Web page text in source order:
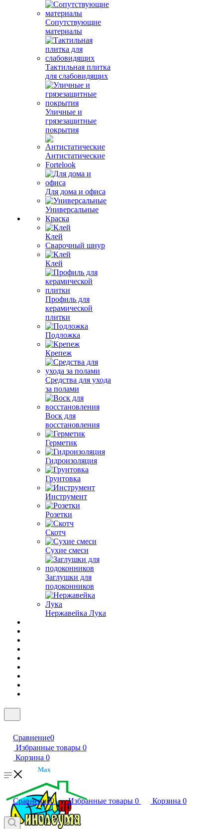
Сопутствующие
материалы
Тактильная плитка
для слабовидящих
Уличные и
грязезащитные
покрытия
Антистатические
Fortelook
Для дома и офиса
Универсальные
Краска
Клей
Сварочный шнур
Клей
Профиль для
керамической
плитки
Подложка
Крепеж
Средства для ухода
за полами
Воск для
восстановления
Герметик
Гидроизоляция
Грунтовка
Инструмент
Розетки
Скотч
Сухие смеси
Заглушки для
подоконников
Нержавейка Лука
Сравнение0
Избранные товары 0
Корзина 0
Max
Сравнение0 Избранные товары 0 Корзина 0